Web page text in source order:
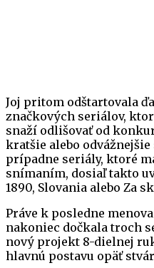
Joj pritom odštartovala
značkových seriálov,
snaží odlišovať od
kratšie alebo
prípadne seriály, ktoré
snímaním, dosiaľ takto
1890, Slovania alebo Za
Práve k posledne
nakoniec dočkala troch
nový projekt 8-dielnej
hlavnú postavu opäť